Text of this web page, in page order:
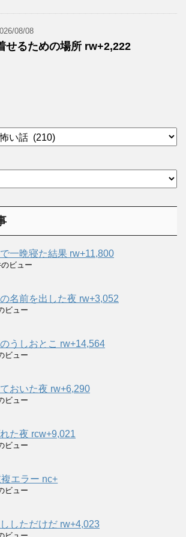
08/08
せるための場所 rw+2,222
一晩寝た結果 rw+11,800
ビュー
名前を出した夜 rw+3,052
ビュー
うしおとこ rw+14,564
ビュー
おいた夜 rw+6,290
ビュー
た夜 rcw+9,021
ビュー
エラー nc+
ビュー
しただけだ rw+4,023